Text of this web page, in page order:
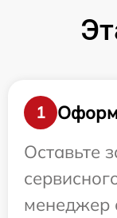
1
Оставьте
менеджер